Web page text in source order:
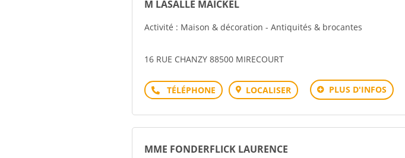
M LASALLE MAICKEL
Activité : Maison & décoration - Antiquités & brocantes
16 RUE CHANZY 88500 MIRECOURT
Téléphone LOCALISER PLUS D'INFOS
MME FONDERFLICK LAURENCE